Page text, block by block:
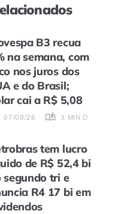
B3 recua
na semana, com
nos juros dos
e do Brasil;
cai a R$ 5,08
07/08/26 3 MIN DE LEITURA
tem lucro
de R$ 52,4 bi
segundo tri e
R4 17 bi em